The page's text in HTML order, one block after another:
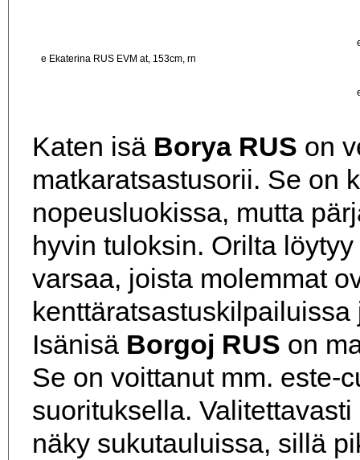
e Ekaterina RUS EVM at, 153cm, rn
Katen isä Borya RUS on
matkaratsastusorii. Se on
nopeusluokissa, mutta
hyvin tuloksin. Orilta
varsaa, joista molemmat
Isänisä Borgoj RUS on
Se on voittanut mm. este-
suorituksella.
näky sukutauluissa, sillä